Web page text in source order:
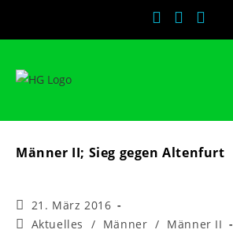
Männer II; Sieg gegen Altenfurt
Beitrag
veröffentlicht:
21. März 2016
Beitrags-
Aktuelles / Männer / Männer II